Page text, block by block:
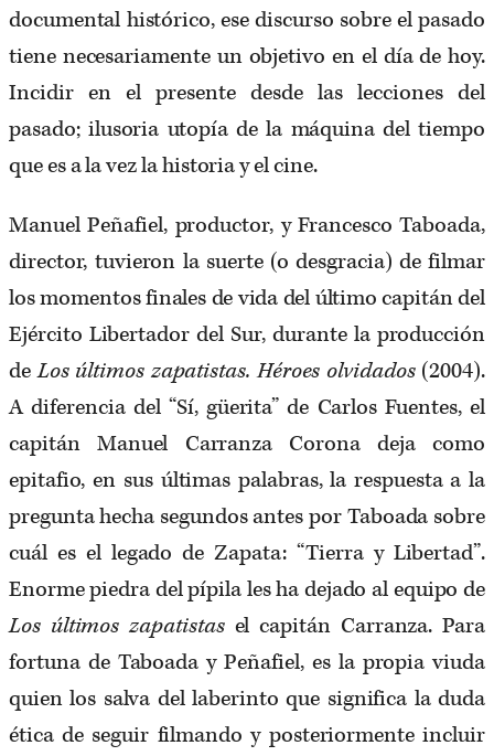
documental histórico, ese discurso sobre el pasado
tiene necesariamente un objetivo en el día de hoy.
Incidir en el presente desde las lecciones del
pasado; ilusoria utopía de la máquina del tiempo
que es a la vez la historia y el cine.
Manuel Peñafiel, productor, y Francesco Taboada,
director, tuvieron la suerte (o desgracia) de filmar
los momentos finales de vida del último capitán del
Ejército Libertador del Sur, durante la producción
deLos últimos zapatistas. Héroes olvidados (2004).
A diferencia del “Sí, güerita” de Carlos Fuentes, el
capitán Manuel Carranza Corona deja como
epitafio, en sus últimas palabras, la respuesta a la
pregunta hecha segundos antes por Taboada sobre
cuál es el legado de Zapata: “Tierra y Libertad”.
Enorme piedra del pípila les ha dejado al equipo de
Los últimos zapatistas el capitán Carranza. Para
fortuna de Taboada y Peñafiel, es la propia viuda
quien los salva del laberinto que significa la duda
ética de seguir filmando y posteriormente incluir